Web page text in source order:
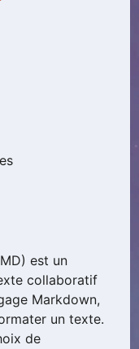
est un
collaboratif
Markdown,
un texte.
de